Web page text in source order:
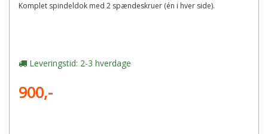
Komplet spindeldok med 2 spændeskruer (én i hver side).
Leveringstid: 2-3 hverdage
900,-